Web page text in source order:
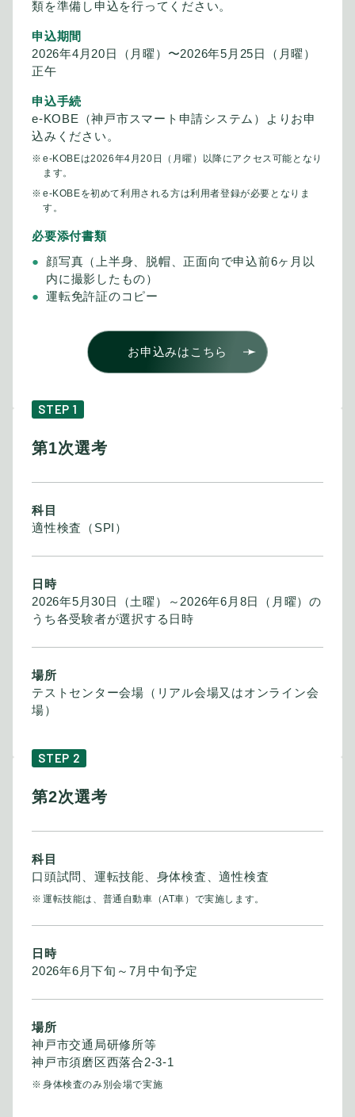
類を準備し申込を行ってください。
申込期間
2026年4月20日（月曜）〜2026年5月25日（月曜）
正午
申込手続
e-KOBE（神戸市スマート申請システム）よりお申
込みください。
e-KOBEは2026年4月20日（月曜）以降にアクセス可能となり
ます。
e-KOBEを初めて利用される方は利用者登録が必要となりま
す。
必要添付書類
顔写真（上半身、脱帽、正面向で申込前6ヶ月以
内に撮影したもの）
運転免許証のコピー
お申込みはこちら
STEP 1
第1次選考
科目
適性検査（SPI）
日時
2026年5月30日（土曜）～2026年6月8日（月曜）の
うち各受験者が選択する日時
場所
テストセンター会場（リアル会場又はオンライン会
場）
STEP 2
第2次選考
科目
口頭試問、運転技能、身体検査、適性検査
運転技能は、普通自動車（AT車）で実施します。
日時
2026年6月下旬～7月中旬予定
場所
神戸市交通局研修所等
神戸市須磨区西落合2-3-1
身体検査のみ別会場で実施